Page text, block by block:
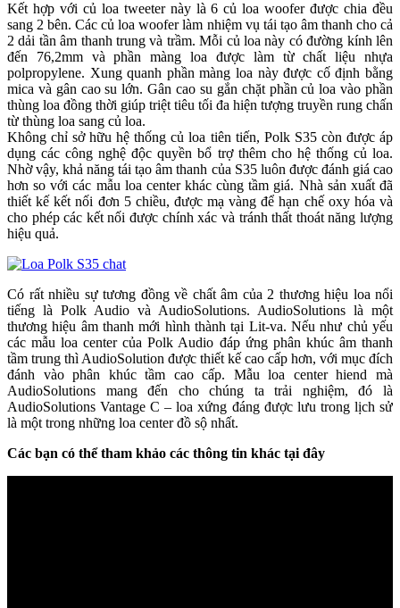
Kết hợp với củ loa tweeter này là 6 củ loa woofer được chia đều
sang 2 bên. Các củ loa woofer làm nhiệm vụ tái tạo âm thanh cho cả
2 dải tần âm thanh trung và trầm. Mỗi củ loa này có đường kính lên
đến 76,2mm và phần màng loa được làm từ chất liệu nhựa
polpropylene. Xung quanh phần màng loa này được cố định bằng
mica và gân cao su lớn. Gân cao su gắn chặt phần củ loa vào phần
thùng loa đồng thời giúp triệt tiêu tối đa hiện tượng truyền rung chấn
từ thùng loa sang củ loa.
Không chỉ sở hữu hệ thống củ loa tiên tiến, Polk S35 còn được áp
dụng các công nghệ độc quyền bổ trợ thêm cho hệ thống củ loa.
Nhờ vậy, khả năng tái tạo âm thanh của S35 luôn được đánh giá cao
hơn so với các mẫu loa center khác cùng tầm giá. Nhà sản xuất đã
thiết kế kết nối đơn 5 chiều, được mạ vàng để hạn chế oxy hóa và
cho phép các kết nối được chính xác và tránh thất thoát năng lượng
hiệu quả.
Có rất nhiều sự tương đồng về chất âm của 2 thương hiệu loa nổi
tiếng là Polk Audio và AudioSolutions. AudioSolutions là một
thương hiệu âm thanh mới hình thành tại Lit-va. Nếu như chủ yếu
các mẫu loa center của Polk Audio đáp ứng phân khúc âm thanh
tầm trung thì AudioSolution được thiết kế cao cấp hơn, với mục đích
đánh vào phân khúc tầm cao cấp. Mẫu loa center hiend mà
AudioSolutions mang đến cho chúng ta trải nghiệm, đó là
AudioSolutions Vantage C – loa xứng đáng được lưu trong lịch sử
là một trong những loa center đồ sộ nhất.
Các bạn có thể tham khảo các thông tin khác tại đây